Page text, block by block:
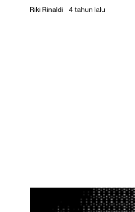
Riki Rinaldi 4 tahun lalu